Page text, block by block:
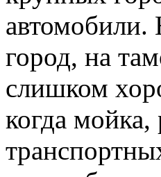
автомобили.
город, на
слишком
когда